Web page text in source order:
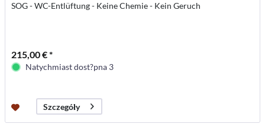
SOG - WC-Entlüftung - Keine Chemie - Kein Geruch
215,00 € *
Natychmiast dost?pna 3
Szczegóły